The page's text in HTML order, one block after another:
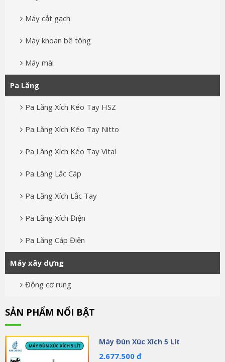
Máy cắt gạch
Máy khoan bê tông
Máy mài
Pa Lăng
Pa Lăng Xích Kéo Tay HSZ
Pa Lăng Xích Kéo Tay Nitto
Pa Lăng Xích Kéo Tay Vital
Pa Lăng Lắc Cáp
Pa Lăng Xích Lắc Tay
Pa Lăng Xích Điện
Pa Lăng Cáp Điện
Máy xây dựng
Động cơ rung
SẢN PHẨM NỔI BẬT
Máy Đùn Xúc Xích 5 Lít
2.677.500 đ